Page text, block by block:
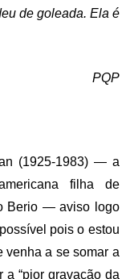
de goleada. Ela é
PQP
(1925-1983) — a
filha de
Berio — aviso logo
pois o estou
venha a se somar a
“pior gravação da